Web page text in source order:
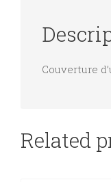
Couverture
Related